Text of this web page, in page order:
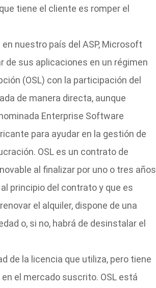
tiene el cliente es romper el
nuestro país del ASP, Microsoft
sus aplicaciones en un régimen
(OSL) con la participación del
de manera directa, aunque
Enterprise Software
para ayudar en la gestión de
OSL es un contrato de
al finalizar por uno o tres años
principio del contrato y que es
el alquiler, dispone de una
o, si no, habrá de desinstalar el
de la licencia que utiliza, pero tiene
el mercado suscrito. OSL está